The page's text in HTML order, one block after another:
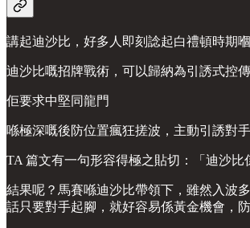
講起迪沙比，好多人即刻諗起白禮頓時期
迪沙比嘅招牌戰術，可以歸納為引誘式控
佢要求中堅同龍門
喺極深嘅後防位置瘋狂搓波，主動引誘對
TA 篇文有一句形容得極之貼切：「迪沙比
結果呢？馬賽喺迪沙比帶領下，雖然入波
話只要對手起腳，就好容易係黃金機會，